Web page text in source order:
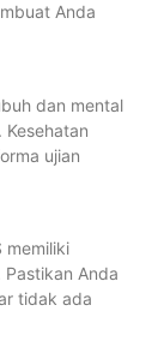
Anda
dan mental
ujian
memiliki
Anda
tidak ada